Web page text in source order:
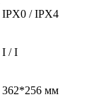
IPX0 / IPX4
I / I
362*256 мм